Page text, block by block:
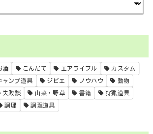
酒 こんだて エアライフル カスタム
ャンプ道具 ジビエ ノウハウ 動物
失敗談 山菜・野草 書籍 狩猟道具
調理 調理道具